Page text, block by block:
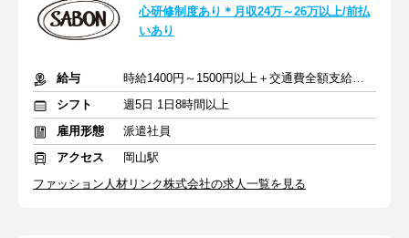
心研修制度あり＊月収24万～26万以上/前払
いあり
給与
時給1400円～1500円以上＋交通費全額支給あり
シフト
週5日 1日8時間以上
雇用形態
派遣社員
アクセス
岡山駅
ファッション人材リンク株式会社の求人一覧を見る